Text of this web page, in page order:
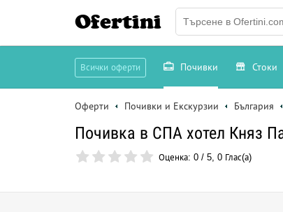
Ofertini
Всички оферти Почивки Стоки
Оферти Почивки и Екскурзии България
Почивка в СПА хотел Княз
Оценка: 0 / 5, 0 Глас(а)